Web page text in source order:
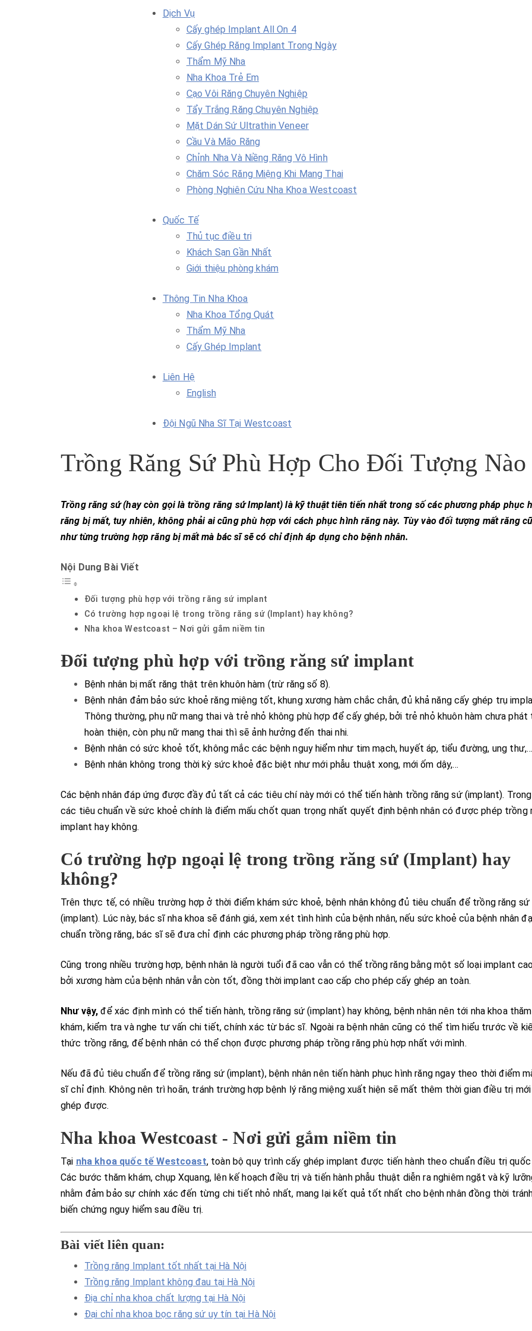
Dịch Vụ
Cấy ghép Implant All On 4
Cấy Ghép Răng Implant Trong Ngày
Thẩm Mỹ Nha
Nha Khoa Trẻ Em
Cạo Vôi Răng Chuyên Nghiệp
Tẩy Trắng Răng Chuyên Nghiệp
Mặt Dán Sứ Ultrathin Veneer
Cầu Và Mão Răng
Chỉnh Nha Và Niềng Răng Vô Hình
Chăm Sóc Răng Miệng Khi Mang Thai
Phòng Nghiên Cứu Nha Khoa Westcoast
Quốc Tế
Thủ tục điều trị
Khách Sạn Gần Nhất
Giới thiệu phòng khám
Thông Tin Nha Khoa
Nha Khoa Tổng Quát
Thẩm Mỹ Nha
Cấy Ghép Implant
Liên Hệ
English
Đội Ngũ Nha Sĩ Tại Westcoast
Trồng Răng Sứ Phù Hợp Cho Đối Tượng Nào
Trồng răng sứ (hay còn gọi là trồng răng sứ Implant) là kỹ thuật tiên tiến nhất trong số các phương pháp phục
răng bị mất, tuy nhiên, không phải ai cũng phù hợp với cách phục hình răng này. Tùy vào đối tượng mất răng
như từng trường hợp răng bị mất mà bác sĩ sẽ có chỉ định áp dụng cho bệnh nhân.
Nội Dung Bài Viết
Đối tượng phù hợp với trồng răng sứ implant
Có trường hợp ngoại lệ trong trồng răng sứ (Implant) hay không?
Nha khoa Westcoast – Nơi gửi gắm niềm tin
Đối tượng phù hợp với trồng răng sứ implant
Bệnh nhân bị mất răng thật trên khuôn hàm (trừ răng số 8).
Bệnh nhân đảm bảo sức khoẻ răng miệng tốt, khung xương hàm chắc chắn, đủ khả năng cấy ghép trụ
Thông thường, phụ nữ mang thai và trẻ nhỏ không phù hợp để cấy ghép, bởi trẻ nhỏ khuôn hàm chưa phát
hoàn thiện, còn phụ nữ mang thai thì sẽ ảnh hưởng đến thai nhi.
Bệnh nhân có sức khoẻ tốt, không mắc các bệnh nguy hiểm như tim mạch, huyết áp, tiểu đường, ung thư,…
Bệnh nhân không trong thời kỳ sức khoẻ đặc biệt như mới phẫu thuật xong, mới ốm dậy,…
Các bệnh nhân đáp ứng được đầy đủ tất cả các tiêu chí này mới có thể tiến hành trồng răng sứ (implant).
các tiêu chuẩn về sức khoẻ chính là điểm mấu chốt quan trọng nhất quyết định bệnh nhân có được phép trồng
implant hay không.
Có trường hợp ngoại lệ trong trồng răng sứ (Implant) hay
không?
Trên thực tế, có nhiều trường hợp ở thời điểm khám sức khoẻ, bệnh nhân không đủ tiêu chuẩn để trồng răng sứ
(implant). Lúc này, bác sĩ nha khoa sẽ đánh giá, xem xét tình hình của bệnh nhân, nếu sức khoẻ của bệnh nhân
chuẩn trồng răng, bác sĩ sẽ đưa chỉ định các phương pháp trồng răng phù hợp.
Cũng trong nhiều trường hợp, bệnh nhân là người tuổi đã cao vẫn có thể trồng răng bằng một số loại implant
bởi xương hàm của bệnh nhân vẫn còn tốt, đồng thời implant cao cấp cho phép cấy ghép an toàn.
Như vậy, để xác định mình có thể tiến hành, trồng răng sứ (implant) hay không, bệnh nhân nên tới nha khoa thăm
khám, kiểm tra và nghe tư vấn chi tiết, chính xác từ bác sĩ. Ngoài ra bệnh nhân cũng có thể tìm hiểu trước về
thức trồng răng, để bệnh nhân có thể chọn được phương pháp trồng răng phù hợp nhất với mình.
Nếu đã đủ tiêu chuẩn để trồng răng sứ (implant), bệnh nhân nên tiến hành phục hình răng ngay theo thời điểm
sĩ chỉ định. Không nên trì hoãn, tránh trường hợp bệnh lý răng miệng xuất hiện sẽ mất thêm thời gian điều trị
ghép được.
Nha khoa Westcoast - Nơi gửi gắm niềm tin
Tại nha khoa quốc tế Westcoast, toàn bộ quy trình cấy ghép implant được tiến hành theo chuẩn điều trị
Các bước thăm khám, chụp Xquang, lên kế hoạch điều trị và tiến hành phẫu thuật diễn ra nghiêm ngặt và kỹ
nhằm đảm bảo sự chính xác đến từng chi tiết nhỏ nhất, mang lại kết quả tốt nhất cho bệnh nhân đồng thời
biến chứng nguy hiểm sau điều trị.
Bài viết liên quan:
Trồng răng Implant tốt nhất tại Hà Nội
Trồng răng Implant không đau tại Hà Nội
Địa chỉ nha khoa chất lượng tại Hà Nội
Đại chỉ nha khoa bọc răng sứ uy tín tại Hà Nội